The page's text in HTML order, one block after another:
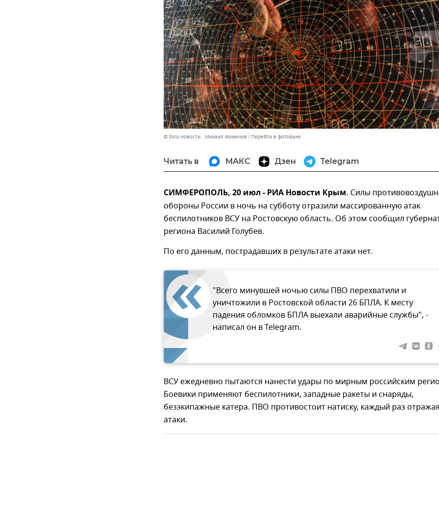
© РИА Новости . Михаил Фомичев Перейти в фотобанк
Читать в МАКС Дзен Telegram
СИМФЕРОПОЛЬ, 20 июл - РИА Новости Крым. Силы
обороны России в ночь на субботу отразили массированную атак
беспилотников ВСУ на Ростовскую область. Об этом сообщил
региона Василий Голубев.
По его данным, пострадавших в результате атаки нет.
"Всего минувшей ночью силы ПВО перехватили и
уничтожили в Ростовской области 26 БПЛА. К месту
падения обломков БПЛА выехали аварийные службы", -
написал он в Telegram.
ВСУ ежедневно пытаются нанести удары по мирным российским
Боевики применяют беспилотники, западные ракеты и снаряды,
безэкипажные катера. ПВО противостоит натиску, каждый раз
атаки.